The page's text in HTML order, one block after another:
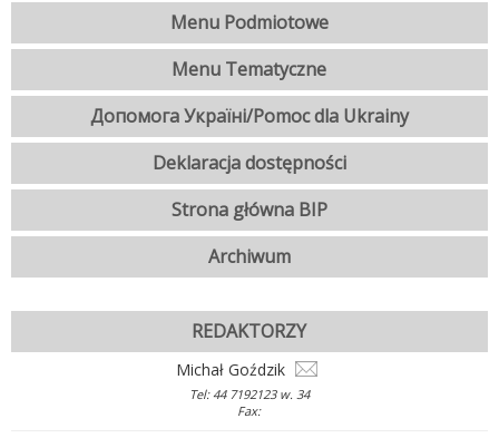
Menu Podmiotowe
Menu Tematyczne
Допомога Україні/Pomoc dla Ukrainy
Deklaracja dostępności
Strona główna BIP
Archiwum
REDAKTORZY
Michał Goździk
Tel: 44 7192123 w. 34
Fax: